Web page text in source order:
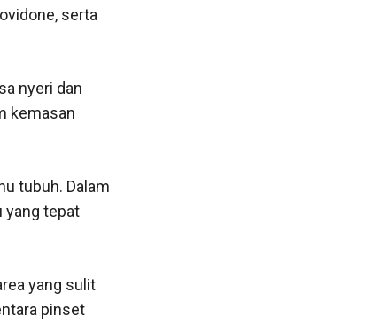
serta
nyeri dan
kemasan
tubuh. Dalam
yang tepat
yang sulit
pinset